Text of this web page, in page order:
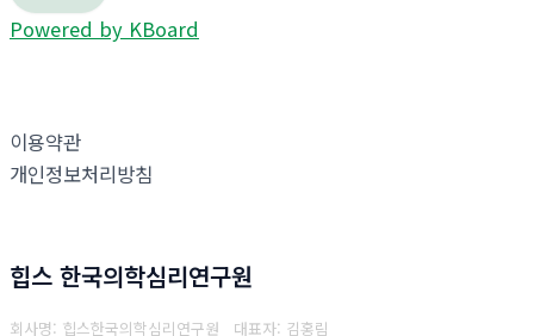
Powered by KBoard
이용약관
개인정보처리방침
힙스 한국의학심리연구원
회사명: 힙스한국의학심리연구원 대표자: 김홍림